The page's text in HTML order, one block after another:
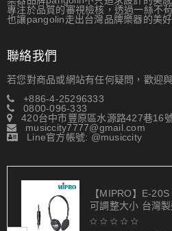
專注於品質的審視檢核，透過一絲不
也讓pangolin走出台灣品牌樂器的美好
聯絡我們
若您對商品或網站有任何疑問，歡迎
+886-4-25296333
0800-096-333
420台中市豐原區水源路427巷16
musiccity7777@gmail.com
Line官方帳號: @musiccity
【MIPRO】E-
可調整大小 台灣製